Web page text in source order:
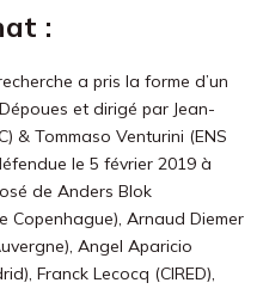
:
a pris la forme d’un
et dirigé par Jean-
& Tommaso Venturini (ENS
le 5 février 2019 à
de Anders Blok
Copenhague), Arnaud Diemer
Angel Aparicio
Franck Lecocq (CIRED),